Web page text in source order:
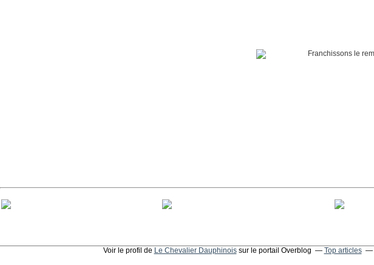
Voir le profil de Le Chevalier Dauphinoissur le portail Overblog Top articles